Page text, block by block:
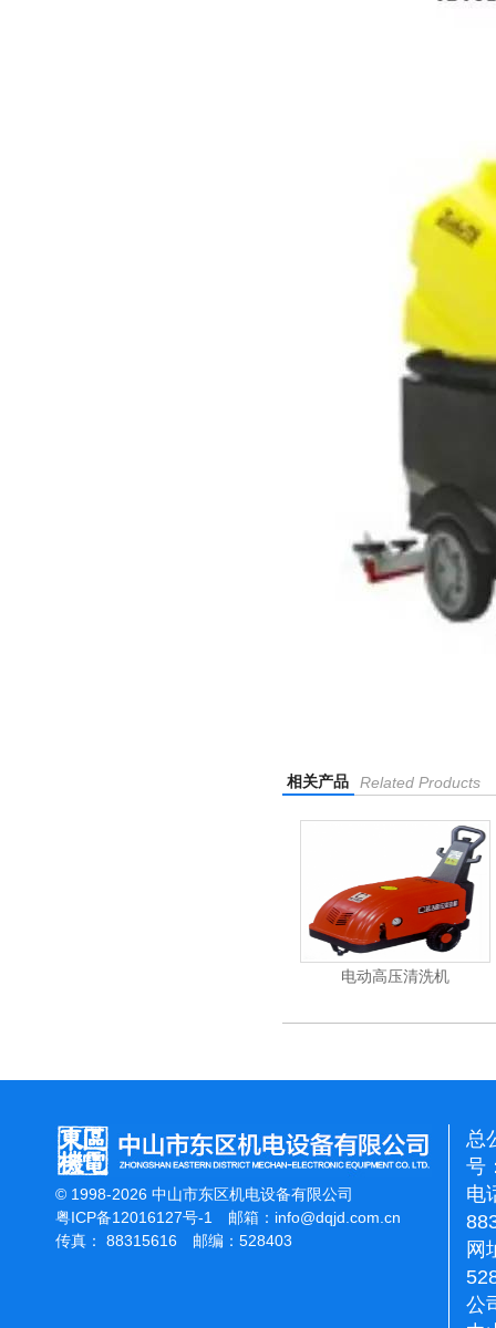
相关产品 Related Products
电动高压清洗机
© 1998-2026 中山市东区机电设备有限公司
粤ICP备12016127号-1 邮箱： info@dqjd.com.cn
传真： 88315616 邮编：528403
总
号
电
网
公